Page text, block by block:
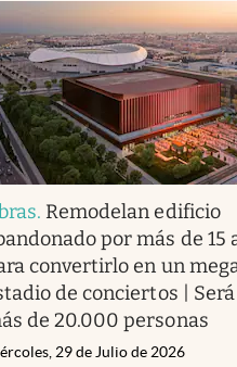
. Remodelan edificio
por más de 15
convertirlo en un
de conciertos |
de 20.000 personas
29 de Julio de 2026